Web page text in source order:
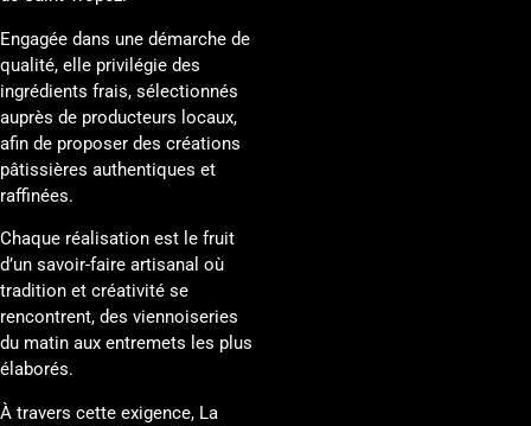
Engagée dans une démarche de
qualité, elle privilégie des
ingrédients frais, sélectionnés
auprès de producteurs locaux,
afin de proposer des créations
pâtissières authentiques et
raffinées.
Chaque réalisation est le fruit
d’un savoir-faire artisanal où
tradition et créativité se
rencontrent, des viennoiseries
du matin aux entremets les plus
élaborés.
À travers cette exigence, La